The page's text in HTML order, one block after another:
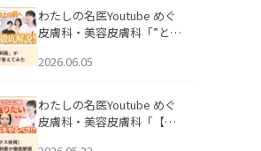
公開いたしました。
わたしの名医Youtube めぐ
皮膚科・美容皮膚科「”とお
ッズの肌悩みに本気で答え
た。
2026.06.05
わたしの名医Youtube めぐ
皮膚科・美容皮膚科「【ヒ